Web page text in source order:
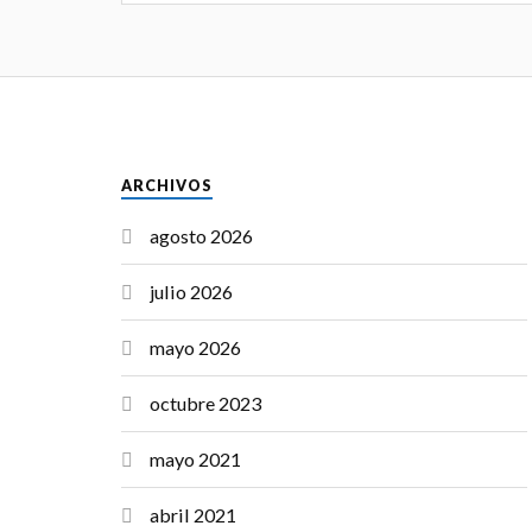
okr ba
m
ks
A ri
ARCHIVOS
agosto 2026
julio 2026
mayo 2026
octubre 2023
mayo 2021
abril 2021